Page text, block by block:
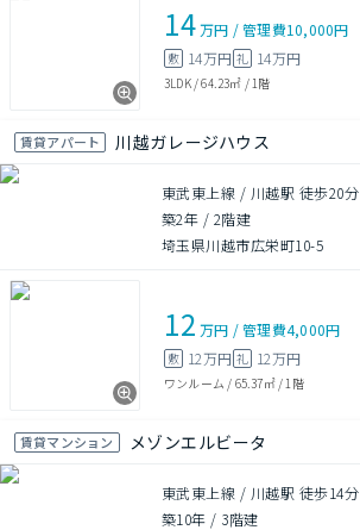
14万円 /管理費10,000円
敷 14万円 礼 14万円
3LDK/64.23㎡ / 1階
賃貸アパート 川越ガレージハウス
東武東上線 / 川越駅 徒歩20分
築2年 / 2階建
埼玉県川越市広栄町10-5
12 万円 /管理費4,000円
敷 12万円 礼 12万円
ワンルーム / 65.37㎡/ 1階
賃貸マンション メゾンエルビータ
東武東上線 / 川越駅 徒歩14分
築10年 / 3階建